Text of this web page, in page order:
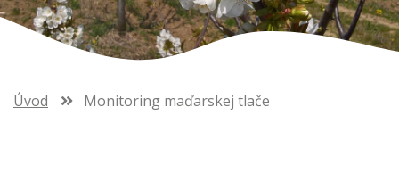
Úvod Monitoring maďarskej tlače